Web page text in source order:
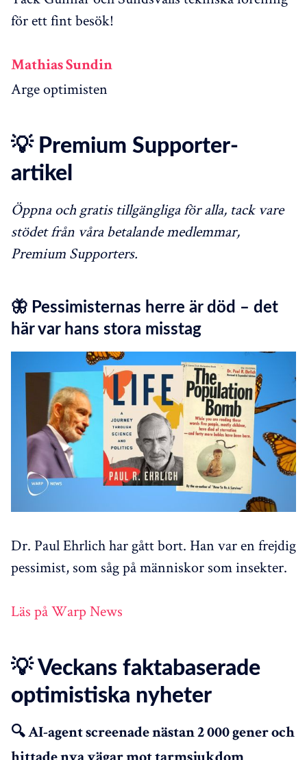
för ett fint besök!
Mathias Sundin
Arge optimisten
💡 Premium Supporter-
artikel
Öppna och gratis tillgängliga för alla, tack vare
stödet från våra betalande medlemmar,
Premium Supporters.
🦋 Pessimisternas herre är död – det
här var hans stora misstag
Dr. Paul Ehrlich har gått bort. Han var en frejdig
pessimist, som såg på människor som insekter.
Läs på Warp News
💡 Veckans faktabaserade
optimistiska nyheter
🔍 AI-agent screenade nästan 2 000 gener och